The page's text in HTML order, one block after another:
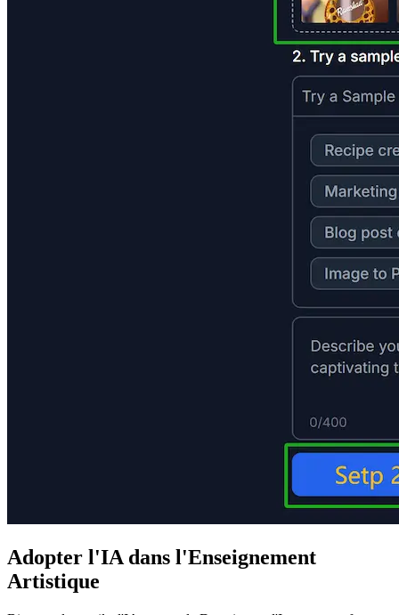
Adopter l'IA dans l'Enseignement
Artistique